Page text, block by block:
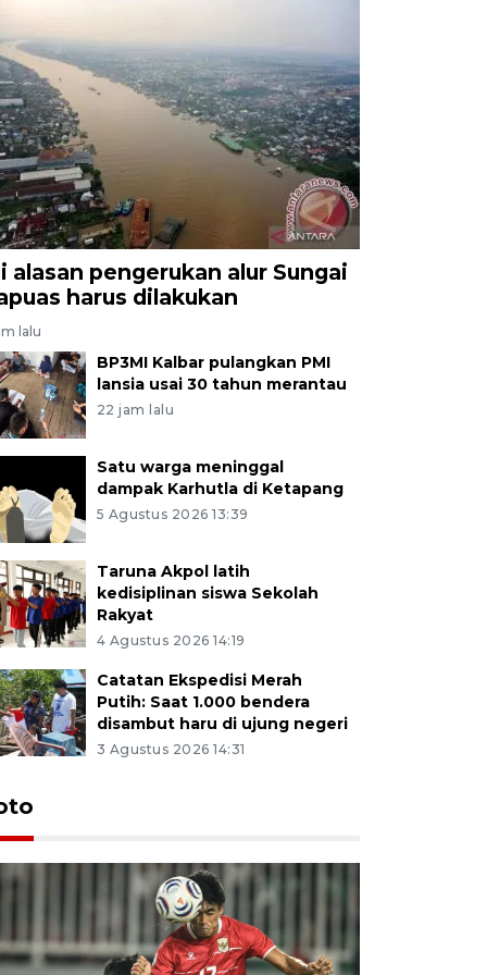
alasan pengerukan alur Sungai
harus dilakukan
lalu
BP3MI Kalbar pulangkan PMI
lansia usai 30 tahun merantau
22 jam lalu
Satu warga meninggal
dampak Karhutla di Ketapang
5 Agustus 2026 13:39
Taruna Akpol latih
kedisiplinan siswa Sekolah
Rakyat
4 Agustus 2026 14:19
Catatan Ekspedisi Merah
Putih: Saat 1.000 bendera
disambut haru di ujung negeri
3 Agustus 2026 14:31